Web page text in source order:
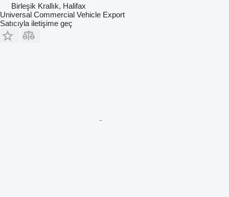
Birleşik Krallık, Halifax
Universal Commercial Vehicle Export
Satıcıyla iletişime geç